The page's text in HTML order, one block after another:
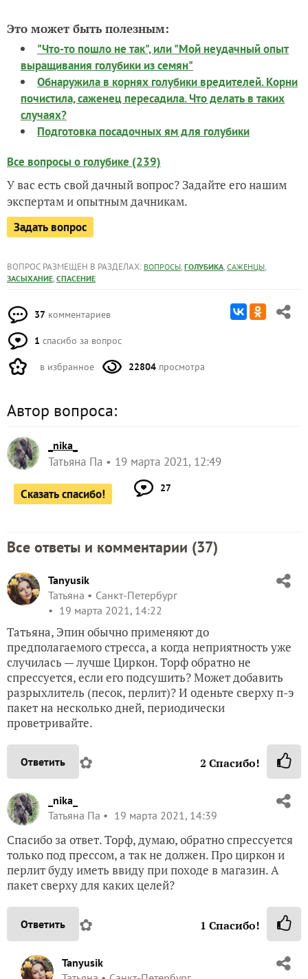
Это может быть полезным:
"Что-то пошло не так", или "Мой неудачный опыт
выращивания голубики из семян"
Обнаружила в корнях голубики вредителей. Корни
почистила, саженец пересадила. Что делать в таких
случаях?
Подготовка посадочных ям для голубики
Все вопросы о голубике (239)
У вас есть свой дачный вопрос? Задайте его нашим
экспертам и опытным дачникам.
Задать вопрос
ВОПРОС РАЗМЕЩЕН В РАЗДЕЛАХ: ВОПРОСЫ, ГОЛУБИКА, САЖЕНЦЫ,
ЗАСЫХАНИЕ, СПАСЕНИЕ
37 комментариев
1 спасибо за вопрос
в избранное 22804 просмотра
Автор вопроса:
_nika_
Татьяна Па 19 марта 2021, 12:49
Сказать спасибо! 27
Все ответы и комментарии (37)
Tanyusik
Татьяна
Санкт-Петербург
19 марта 2021, 14:22
Татьяна, Эпин обычно применяют до
предполагаемого стресса, а когда неприятность уже
случилась — лучше Циркон. Торф обратно не
спрессуется, если его подсушить? Может добавить
разрыхлитель (песок, перлит)? И оденьте сверху п-э
пакет на несколько дней, периодически
проветривайте.
Ответить ✿ 2 Спасибо!
_nika_
Татьяна Па
19 марта 2021, 14:39
Спасибо за ответ. Торф, думаю, обратно спрессуется
только под прессом, а так не должен. Про циркон и
перлит буду иметь ввиду при походе в магазин. А
пакет сверху для каких целей?
Ответить ✿ 1 Спасибо!
Tanyusik